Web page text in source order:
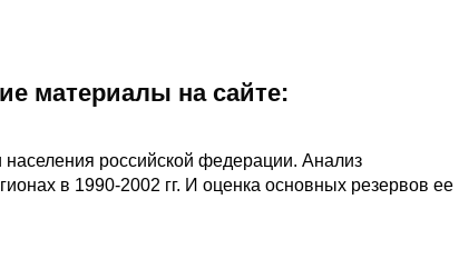
материалы на сайте:
российской федерации. Анализ
в 1990-2002 гг. И оценка основных резервов ее